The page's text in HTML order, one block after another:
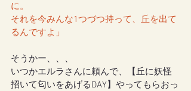
に。
それを今みんな1つづつ持って、丘を出て
るんですよ」
そうかー、、、
いつかエルラさんに頼んで、【丘に妖怪
招いて匂いをあげるDAY】やってもらおっ